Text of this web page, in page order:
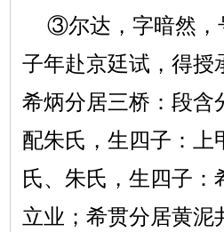
③尔达，字暗然，
子年赴京廷试，得授
希炳分居三桥：段含
配朱氏，生四子：上
氏、朱氏，生四子：
立业；希贯分居黄泥